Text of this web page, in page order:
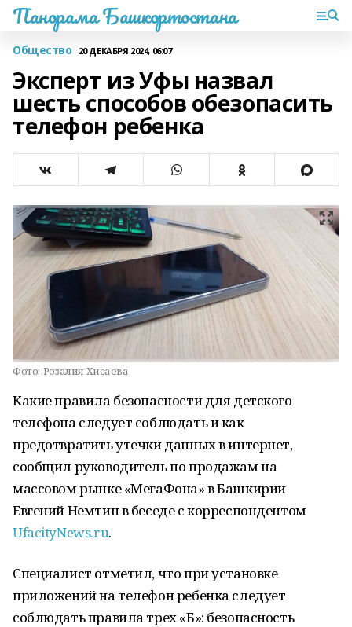
Панорама Башкортостана
Общество 20 ДЕКАБРЯ 2024, 06:07
Эксперт из Уфы назвал
шесть способов обезопасить
телефон ребенка
Фото: Розалия Хисаева
Какие правила безопасности для детского
телефона следует соблюдать и как
предотвратить утечки данных в интернет,
сообщил руководитель по продажам на
массовом рынке «МегаФона» в Башкирии
Евгений Немтин в беседе с корреспондентом
UfacityNews.ru.
Специалист отметил, что при установке
приложений на телефон ребенка следует
соблюдать правила трех «Б»: безопасность